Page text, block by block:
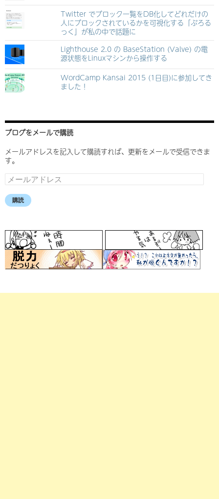
Twitter でブロック一覧をDB化してどれだけの
人にブロックされているかを可視化する「ぶろる
っく」が私の中で話題に
Lighthouse 2.0 の BaseStation (Valve) の電
源状態をLinuxマシンから操作する
WordCamp Kansai 2015 (1日目)に参加してき
ました！
ブログをメールで購読
メールアドレスを記入して購読すれば、更新をメールで受信できま
す。
メ
ー
ル
ア
ス
購読